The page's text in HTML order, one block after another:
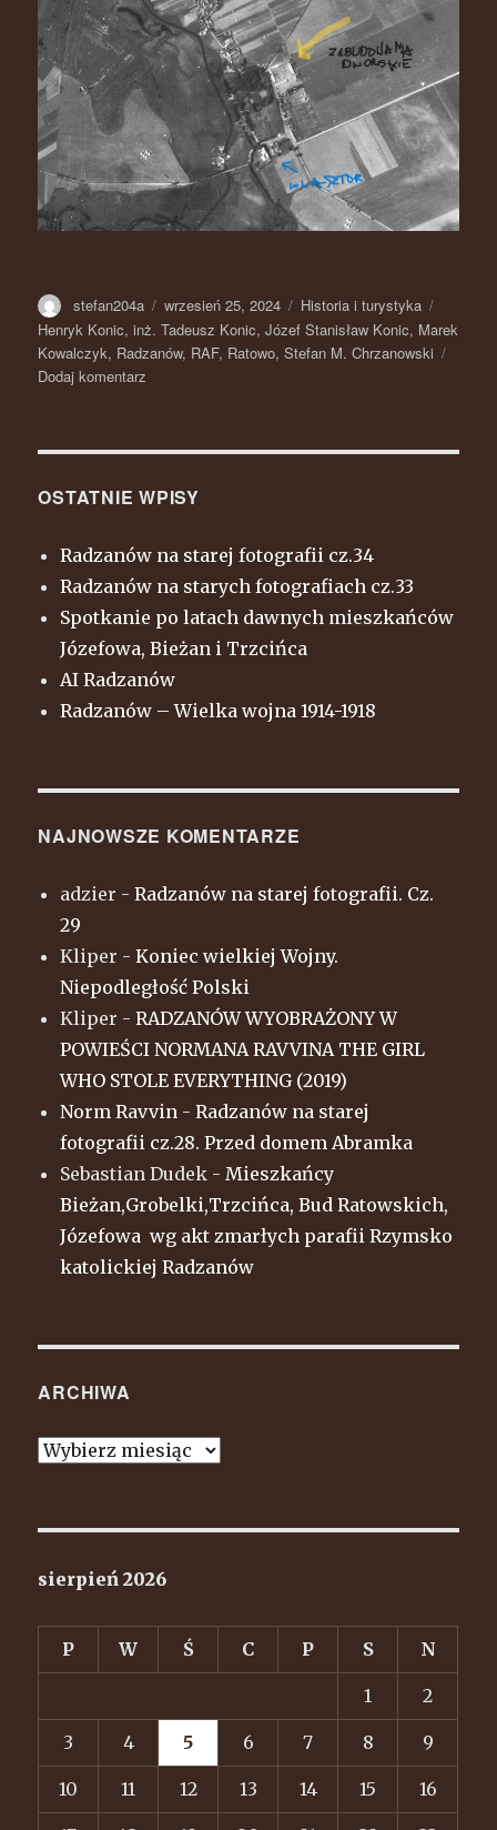
Autor
stefan204a Opublikowano
wrzesień 25, 2024 Kategorie
Historia i turystyka
Henryk Konic,inż. Tadeusz Konic,Józef Stanisław Konic, Marek
Kowalczyk, Radzanów, RAF, Ratowo,Stefan M. Chrzanowski
Dodaj komentarz
września
Ratowo
RAF(Royal
Air
Force)1944
OSTATNIE WPISY
Radzanów na starej fotografii cz.34
Radzanów na starych fotografiach cz.33
Spotkanie po latach dawnych mieszkańców
Józefowa, Bieżan i Trzcińca
AI Radzanów
Radzanów – Wielka wojna 1914-1918
NAJNOWSZE KOMENTARZE
adzier -Radzanów na starej fotografii. Cz.
29
Kliper -Koniec wielkiej Wojny.
Niepodległość Polski
Kliper -RADZANÓW WYOBRAŻONY W
POWIEŚCI NORMANA RAVVINA THE GIRL
WHO STOLE EVERYTHING (2019)
Norm Ravvin -Radzanów na starej
fotografii cz.28. Przed domem Abramka
Sebastian Dudek - Mieszkańcy
Bieżan,Grobelki,Trzcińca, Bud Ratowskich,
Józefowa wg akt zmarłych parafii Rzymsko
katolickiej Radzanów
ARCHIWA
Archiwa
sierpień 2026
P W Ś C P S N
1 2
3 4 5 6 7 8 9
10 11 12 13 14 15 16